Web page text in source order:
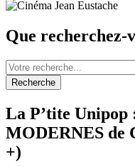
Que recherchez-
Recherche
La P’tite
MODERNES de
+)